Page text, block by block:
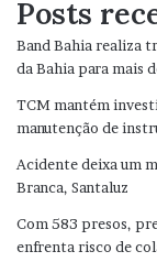
Posts
Band Bahia realiza
da Bahia para mais
TCM mantém
manutenção de
Acidente deixa um
Branca, Santaluz
Com 583 presos,
enfrenta risco de